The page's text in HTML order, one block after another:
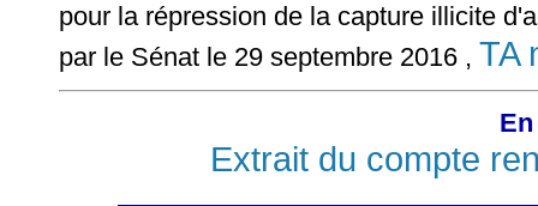
pour la répression de la capture illicite
par le Sénat le 29 septembre 2016 , TA
Extrait du compte